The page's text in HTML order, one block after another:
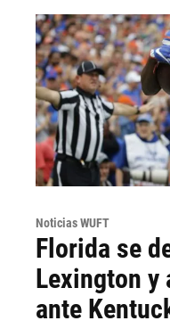
Noticias WUFT
Florida se
Lexington y
ante